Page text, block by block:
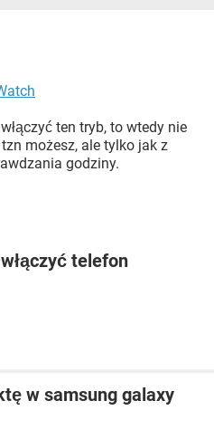
ten tryb, to wtedy nie
możesz, ale tylko jak z
godziny.
telefon
w samsung galaxy